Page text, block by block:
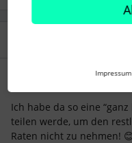
Ich habe da so eine
teilen werde, um den
Raten nicht zu nehmen!
Impressum